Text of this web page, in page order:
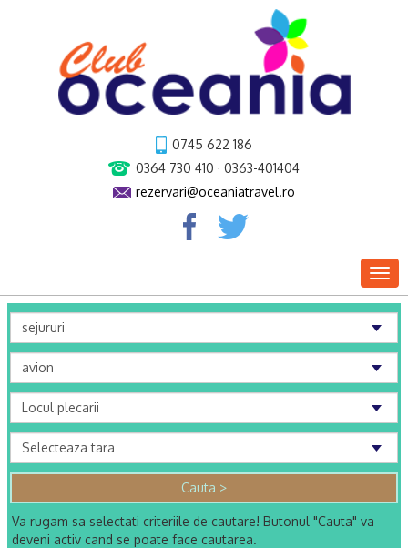
0745 622 186
0364 730 410 · 0363-401404
rezervari@oceaniatravel.ro
Va rugam sa selectati criteriile de cautare! Butonul "Cauta" va
deveni activ cand se poate face cautarea.